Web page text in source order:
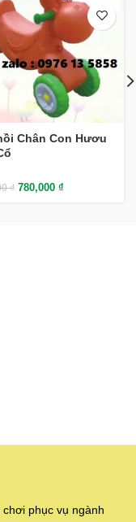
Chân Con Hươu
₫ 780,000 ₫
phục vụ ngành